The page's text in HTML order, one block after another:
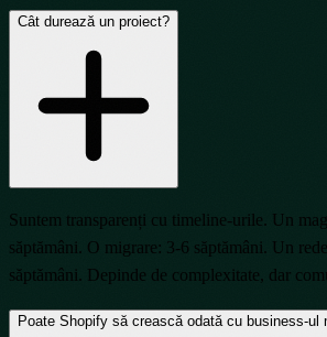
Cât durează un proiect?
Suntem transparenți cu timeline-urile. Un
săptămâni. O migrare: 3-6 săptămâni. Un
săptămâni. Depinde de complexitate, dar
Poate Shopify să crească odată cu business-ul